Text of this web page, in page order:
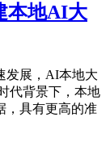
本地AI大
发展，AI本地大
代背景下，本地
，具有更高的准